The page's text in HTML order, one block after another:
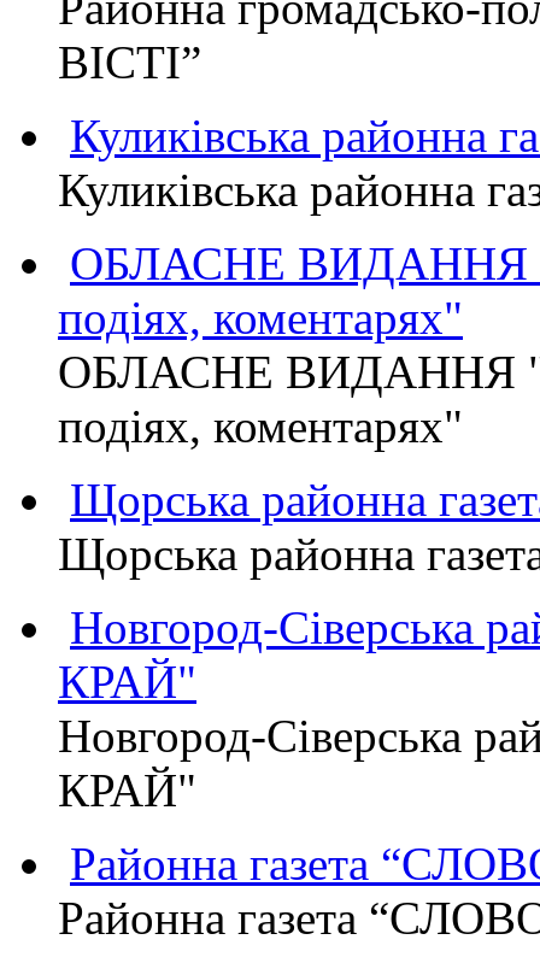
ВІСТІ”
Куликівська районна
Куликівська районна
ОБЛАСНЕ ВИДАННЯ
подіях, коментарях"
ОБЛАСНЕ ВИДАННЯ
подіях, коментарях"
Щорська районна
Щорська районна
Новгород-Сіверська
КРАЙ"
Новгород-Сіверська
КРАЙ"
Районна газета
Районна газета